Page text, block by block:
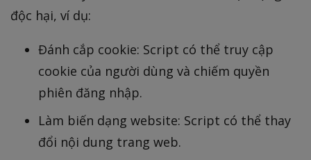
độc hại, ví dụ:
Đánh cắp cookie: Script có thể truy cập
cookie của người dùng và chiếm quyền
phiên đăng nhập.
Làm biến dạng website: Script có thể thay
đổi nội dung trang web.